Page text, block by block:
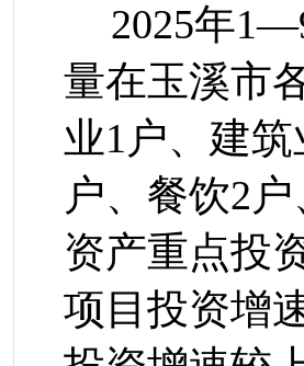
2025年1—
量在玉溪市
业1 户、建筑
户、餐饮2 户
资产重点投
项目投资增